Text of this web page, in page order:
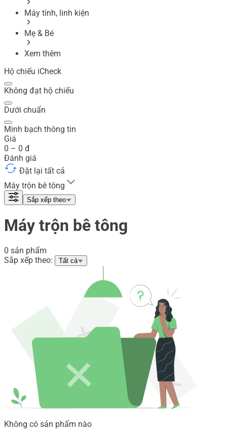
Máy tính, linh kiện
Mẹ & Bé
Xem thêm
Hộ chiếu iCheck
Không đạt hộ chiếu
Dưới chuẩn
Minh bạch thông tin
Giá
0 – 0 đ
Đánh giá
Đặt lại tất cả
Máy trộn bê tông
Sắp xếp theo
Máy trộn bê tông
0 sản phẩm
Sắp xếp theo:
Tất cả
Không có sản phẩm nào